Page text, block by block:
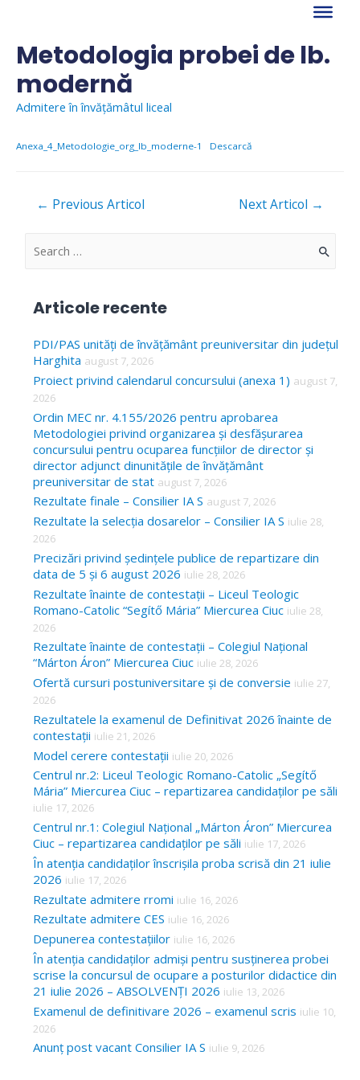
contentMetodologia probei de lb.
modernă
Admitere în învățămâtul liceal
Anexa_4_Metodologie_org_lb_moderne-1 Descarcă
Navigare
← Previous Articol Next Articol →
S
c
h
f
o
r
Articole recente
PDI/PAS unități de învățământ preuniversitar din județul
Harghita august 7, 2026
Proiect privind calendarul concursului (anexa 1) august 7,
2026
Ordin MEC nr. 4.155/2026 pentru aprobarea
Metodologiei privind organizarea și desfășurarea
concursului pentru ocuparea funcțiilor de director și
director adjunct dinunitățile de învățământ
preuniversitar de stat august 7, 2026
Rezultate finale – Consilier IA S august 7, 2026
Rezultate la selecția dosarelor – Consilier IA S iulie 28,
2026
Precizări privind ședințele publice de repartizare din
data de 5 și 6 august 2026 iulie 28, 2026
Rezultate înainte de contestații – Liceul Teologic
Romano-Catolic “Segítő Mária” Miercurea Ciuc iulie 28,
2026
Rezultate înainte de contestații – Colegiul Național
“Márton Áron” Miercurea Ciuc iulie 28, 2026
Ofertă cursuri postuniversitare și de conversie iulie 27,
2026
Rezultatele la examenul de Definitivat 2026 înainte de
contestații iulie 21, 2026
Model cerere contestații iulie 20, 2026
Centrul nr.2: Liceul Teologic Romano-Catolic „Segítő
Mária” Miercurea Ciuc – repartizarea candidaților pe săli
iulie 17, 2026
Centrul nr.1: Colegiul Național „Márton Áron” Miercurea
Ciuc – repartizarea candidaților pe săli iulie 17, 2026
În atenția candidaților înscrișila proba scrisă din 21 iulie
2026 iulie 17, 2026
Rezultate admitere rromi iulie 16, 2026
Rezultate admitere CES iulie 16, 2026
Depunerea contestațiilor iulie 16, 2026
În atenția candidaților admiși pentru susținerea probei
scrise la concursul de ocupare a posturilor didactice din
21 iulie 2026 – ABSOLVENȚI 2026 iulie 13, 2026
Examenul de definitivare 2026 – examenul scris iulie 10,
2026
Anunț post vacant Consilier IA S iulie 9, 2026